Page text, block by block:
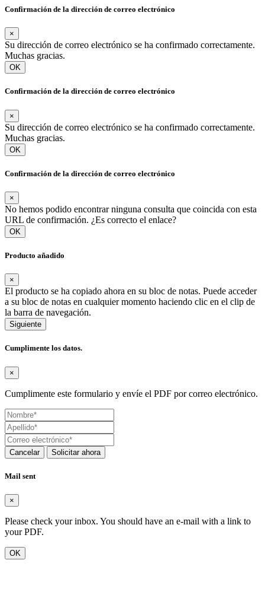
Confirmación de la dirección de correo electrónico
×
Su dirección de correo electrónico se ha confirmado correctamente.
Muchas gracias.
OK
Confirmación de la dirección de correo electrónico
×
Su dirección de correo electrónico se ha confirmado correctamente.
Muchas gracias.
OK
Confirmación de la dirección de correo electrónico
×
No hemos podido encontrar ninguna consulta que coincida con esta
URL de confirmación. ¿Es correcto el enlace?
OK
Producto añadido
×
El producto se ha copiado ahora en su bloc de notas. Puede acceder
a su bloc de notas en cualquier momento haciendo clic en el clip de
la barra de navegación.
Siguiente
Cumplimente los datos.
×
Cumplimente este formulario y envíe el PDF por correo electrónico.
Cancelar Solicitar ahora
Mail sent
×
Please check your inbox. You should have an e-mail with a link to
your PDF.
OK